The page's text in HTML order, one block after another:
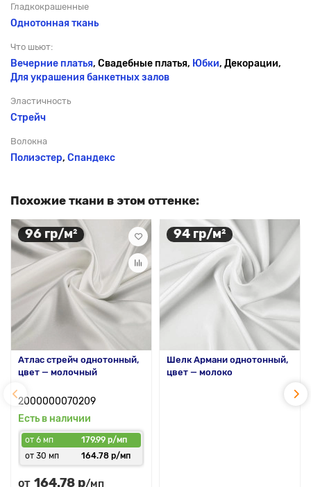
Гладкокрашенные
Однотонная ткань
Что шьют:
Вечерние платья, Свадебные платья, Юбки, Декорации,
Для украшения банкетных залов
Эластичность
Стрейч
Волокна
Полиэстер, Спандекс
Похожие ткани в этом оттенке:
96 гр/м²
Атлас стрейч однотонный,
цвет — молочный
2000000070209
Есть в наличии
от 6 мп
179.99 р/мп
от 30 мп
164.78 р/мп
от 164.78 р/мп
94 гр/м²
Шелк Армани однотонный,
цвет — молоко